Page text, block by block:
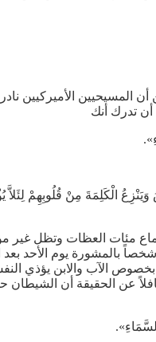
المسيحيين الأميركيين
أن تدرك أنك
الْكَلِمَةَ مِنْ قُلُوبِهِمْ لِئَلاَّ
مئات العظات وتظل
شخصاً بالمشورة يوم
الآب والابن يؤذي
عن الحقيقة أن